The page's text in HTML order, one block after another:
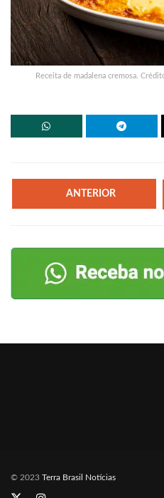
Receita de madalena cremosa.
ANTERIOR
© 2023 Terra Brasil Notícias